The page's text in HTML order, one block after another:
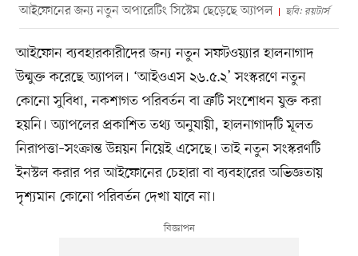
আইফোনের জন্য নতুন অপারেটিং সিস্টেম ছেড়েছে অ্যাপল ছবি: রয়টার্স
আইফোন ব্যবহারকারীদের জন্য নতুন সফটওয়্যার হালনাগাদ
উন্মুক্ত করেছে অ্যাপল। ‘আইওএস ২৬.৫.২’ সংস্করণে নতুন
কোনো সুবিধা, নকশাগত পরিবর্তন বা ত্রুটি সংশোধন যুক্ত করা
হয়নি। অ্যাপলের প্রকাশিত তথ্য অনুযায়ী, হালনাগাদটি মূলত
নিরাপত্তা–সংক্রান্ত উন্নয়ন নিয়েই এসেছে। তাই নতুন সংস্করণটি
ইনস্টল করার পর আইফোনের চেহারা বা ব্যবহারের অভিজ্ঞতায়
দৃশ্যমান কোনো পরিবর্তন দেখা যাবে না।